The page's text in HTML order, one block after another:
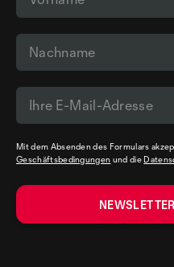
Mit dem Absenden des Formulars
Geschäftsbedingungen und die